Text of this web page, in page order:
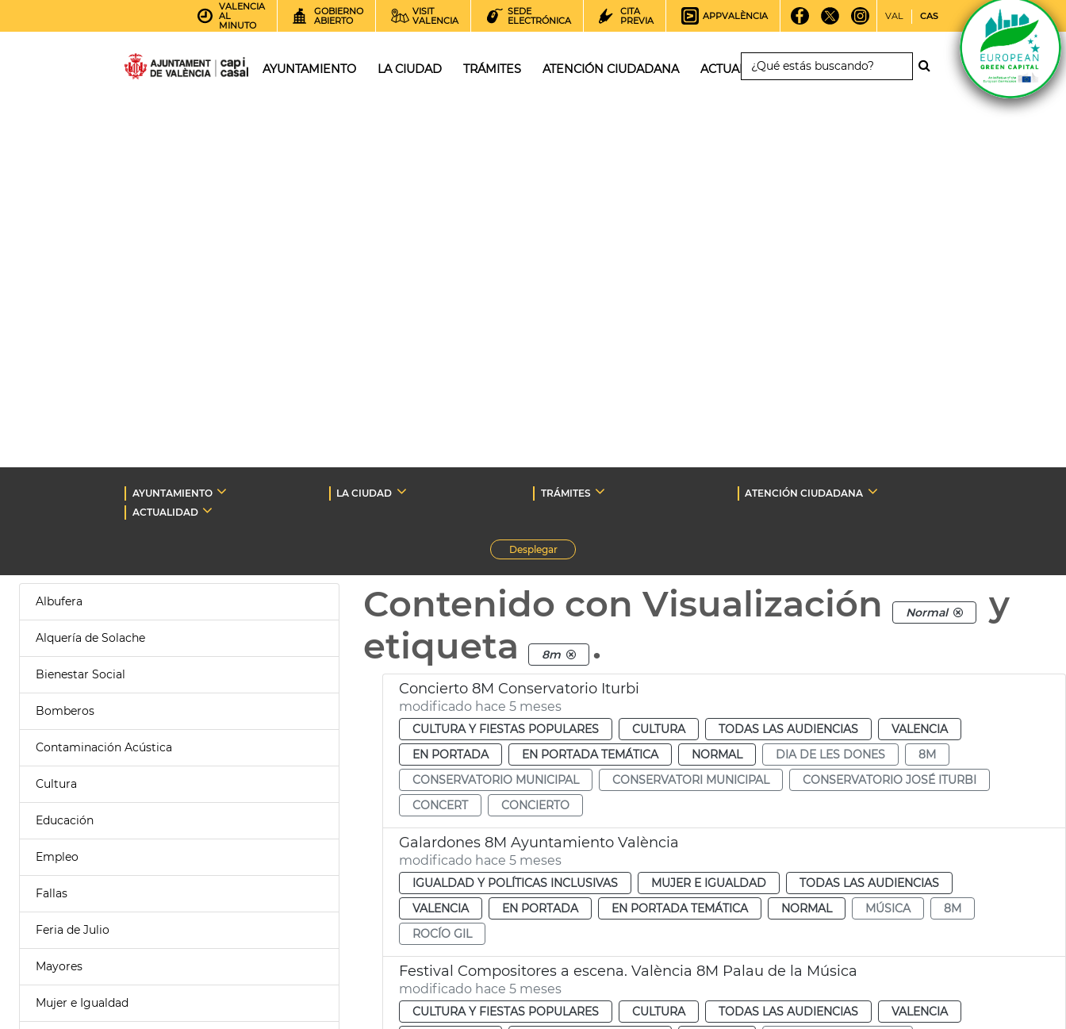
VALENCIA
AL
MINUTO
GOBIERNO
ABIERTO
VISIT
VALENCIA
SEDE
ELECTRÓNICA
CITA
PREVIA
APPVALÈNCIA VAL CAS
AYUNTAMIENTO LA CIUDAD TRÁMITES ATENCIÓN CIUDADANA ACTUALIDAD
AYUNTAMIENTO LA CIUDAD TRÁMITES
ATENCIÓN CIUDADANA
ACTUALIDAD
Desplegar
Albufera
Alquería de Solache
Bienestar Social
Bomberos
Contaminación Acústica
Cultura
Educación
Empleo
Fallas
Feria de Julio
Mayores
Mujer e Igualdad
Contenido con Visualización Normal
y
etiqueta
8m .
Concierto 8M Conservatorio Iturbi
modificado hace 5 meses
CULTURA Y FIESTAS POPULARES CULTURA TODAS LAS AUDIENCIAS
VALENCIA
EN PORTADA
EN PORTADA TEMÁTICA NORMAL DIA DE LES DONES
8M
CONSERVATORIO MUNICIPAL
CONSERVATORI MUNICIPAL
CONSERVATORIO JOSÉ ITURBI
CONCERT
CONCIERTO
Galardones 8M Ayuntamiento València
modificado hace 5 meses
IGUALDAD Y POLÍTICAS INCLUSIVAS MUJER E IGUALDAD
TODAS LAS AUDIENCIAS
VALENCIA
EN PORTADA EN PORTADA TEMÁTICA NORMAL MÚSICA
8M
ROCÍO GIL
Festival Compositores a escena. València 8M Palau de la Música
modificado hace 5 meses
CULTURA Y FIESTAS POPULARES CULTURA TODAS LAS AUDIENCIAS
VALENCIA